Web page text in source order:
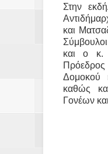
Στην
και
και ο κ.
Πρόεδρος
Δομοκού
καθώς
Γονέων